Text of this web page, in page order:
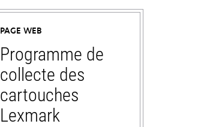
PAGE WEB
Programme de
collecte des
cartouches
Lexmark